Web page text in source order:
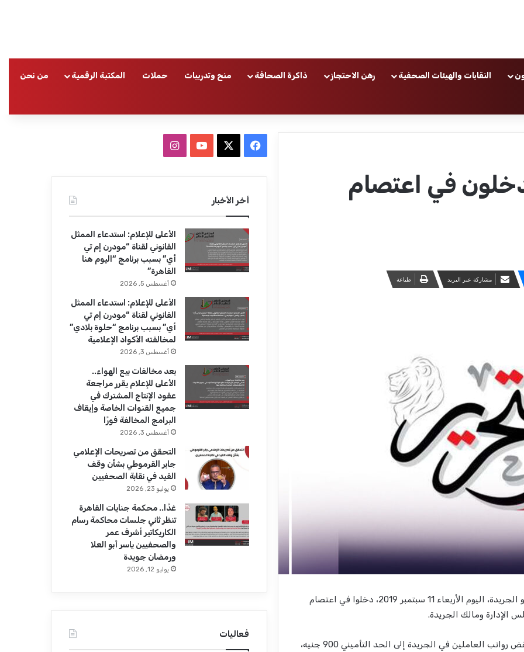
النقابات والهيئات الصحفية رهن الاحتجاز ذاكرة الصحافة منح وتدريبات حملات المكتبة الرقمية من نحن
في اعتصام
مشاركة عبر البريد طباعة
قال صديق العيسوي، الصحفي بـ”التحرير”، إن صحفيو الجريدة، اليوم اﻷربعاء 11 سبتمبر 2019، دخلوا في اعتصام
ومالك الجريدة.
وأضاف لـ”المرصد”، إن قرارات “قرطام” تمثلت في خفض رواتب العاملين في الجريدة إلى الحد التأميني 900 جنيه،
ب
و
ك
u
T
u
e
ا
ت
ق
ر
ا
م
أخر الأخبار
الأعلى للإعلام: استدعاء الممثل
القانوني لقناة “مودرن إم تي
أي” بسبب برنامج “اليوم هنا
القاهرة”
أغسطس 5, 2026
الأعلى للإعلام: استدعاء الممثل
القانوني لقناة “مودرن إم تي
أي” بسبب برنامج “حلوة بلادي”
لمخالفته الأكواد الإعلامية
أغسطس 3, 2026
بعد مخالفات بيع الهواء..
الأعلى للإعلام يقرر مراجعة
عقود الإنتاج المشترك في
جميع القنوات الخاصة وإيقاف
البرامج المخالفة فورًا
أغسطس 3, 2026
التحقق من تصريحات الإعلامي
جابر القرموطي بشأن وقف
القيد في نقابة الصحفيين
يوليو 23, 2026
غدًا.. محكمة جنايات القاهرة
تنظر ثاني جلسات محاكمة رسام
الكاريكاتير أشرف عمر
والصحفيين ياسر أبو العلا
ورمضان جويدة
يوليو 12, 2026
فعاليات